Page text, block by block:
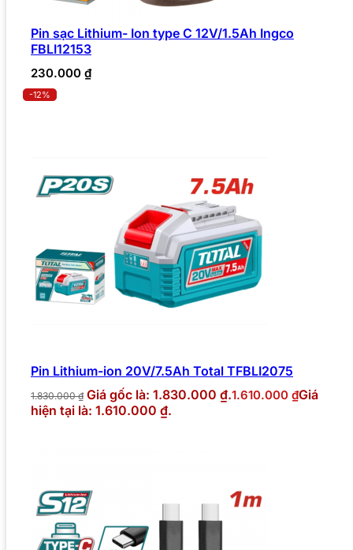
Pin sạc Lithium- Ion type C 12V/1.5Ah Ingco
FBLI12153
230.000 ₫
-12%
Pin Lithium-ion 20V/7.5Ah Total TFBLI2075
1.830.000₫ Giá gốc là: 1.830.000 ₫.1.610.000 ₫Giá
hiện tại là: 1.610.000 ₫.